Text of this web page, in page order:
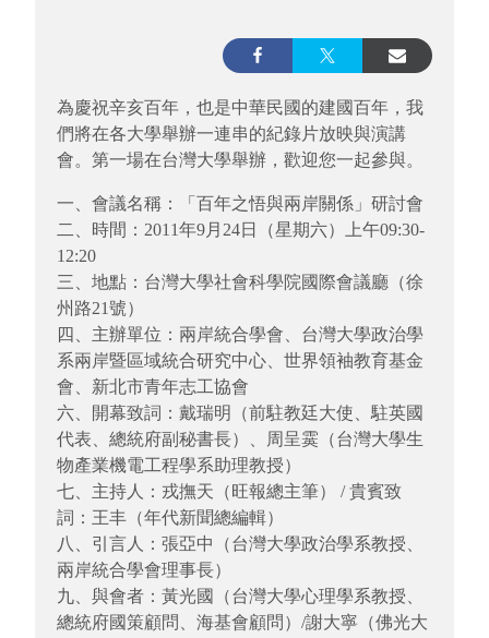
為慶祝辛亥百年，也是中華民國的建國百年，我
們將在各大學舉辦一連串的紀錄片放映與演講
會。第一場在台灣大學舉辦，歡迎您一起參與。
一、會議名稱：「百年之悟與兩岸關係」研討會
二、時間：2011年9月24日（星期六）上午09:30-
12:20
三、地點：台灣大學社會科學院國際會議廳（徐
州路21號）
四、主辦單位：兩岸統合學會、台灣大學政治學
系兩岸暨區域統合研究中心、世界領袖教育基金
會、新北市青年志工協會
六、開幕致詞：戴瑞明（前駐教廷大使、駐英國
代表、總統府副秘書長）、周呈霙（台灣大學生
物產業機電工程學系助理教授）
七、主持人：戎撫天（旺報總主筆） / 貴賓致
詞：王丰（年代新聞總編輯）
八、引言人：張亞中（台灣大學政治學系教授、
兩岸統合學會理事長）
九、與會者：黃光國（台灣大學心理學系教授、
總統府國策顧問、海基會顧問）/謝大寧（佛光大